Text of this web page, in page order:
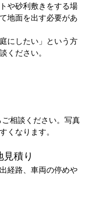
や砂利敷きをする場
地面を出す必要があ
にしたい」という方
ください。
相談ください。写真
くなります。
積り
経路、車両の停めや